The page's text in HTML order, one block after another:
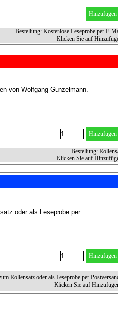
Hinzufügen
Bestellung: Kostenlose Leseprobe per E-
Klicken Sie auf
von Wolfgang Gunzelmann.
Hinzufügen
Bestellung:
Klicken Sie auf
oder als Leseprobe per
Hinzufügen
Rollensatz oder als Leseprobe per
Klicken Sie auf